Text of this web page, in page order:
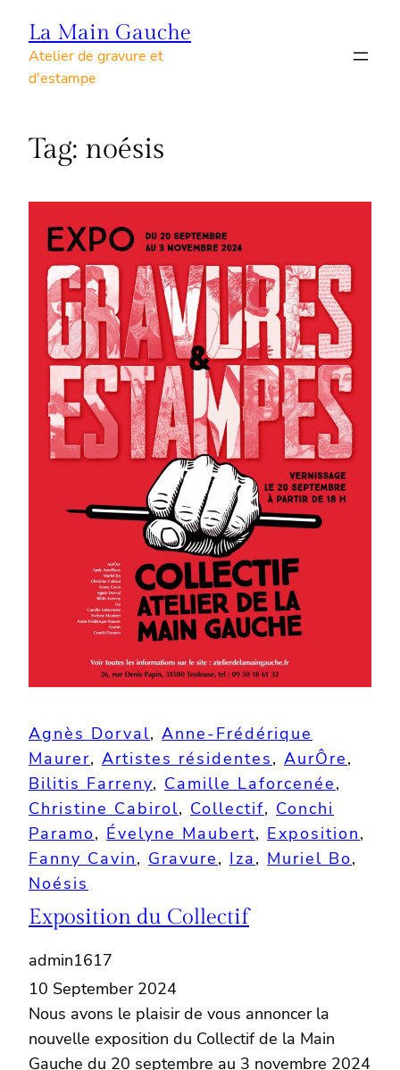
Skip
content
La Main Gauche
Atelier de gravure et
d'estampe
Tag: noésis
Agnès Dorval, Anne-Frédérique
Maurer, Artistes résidentes, AurÔre
Bilitis Farreny, Camille Laforcenée
Christine Cabirol, Collectif, Conchi
Paramo, Évelyne Maubert, Exposition
Fanny Cavin, Gravure, Iza, Muriel Bo
Noésis
Exposition du Collectif
admin1617
10 September 2024
Nous avons le plaisir de vous annoncer la
nouvelle exposition du Collectif de la Main
Gauche du 20 septembre au 3 novembre 2024